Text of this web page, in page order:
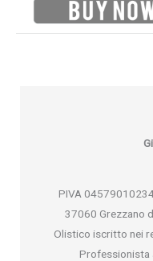
PIVA
37060 Grezzano
Olistico iscritto nei
Professionista